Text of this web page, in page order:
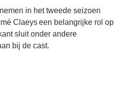
in het tweede seizoen
Claeys een belangrijke rol op
sluit onder andere
bij de cast.